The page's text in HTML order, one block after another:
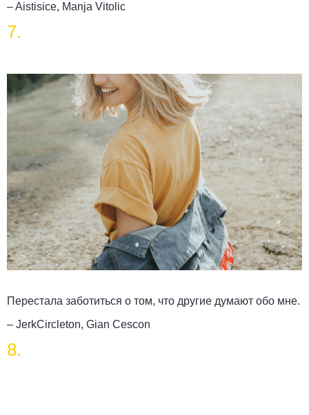
– Aistisice, Manja Vitolic
7.
Перестала заботиться о том, что другие думают обо мне.
– JerkCircleton, Gian Cescon
8.